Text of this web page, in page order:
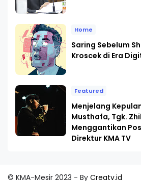
Home
Saring Sebelum
Kroscek di Era
Featured
Menjelang
Musthafa, Tgk.
Menggantikan
Direktur KMA TV
© KMA-Mesir 2023 - By Creatv.id